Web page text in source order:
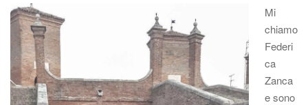
Mi
chiamo
Federi
ca
Zanca
e sono